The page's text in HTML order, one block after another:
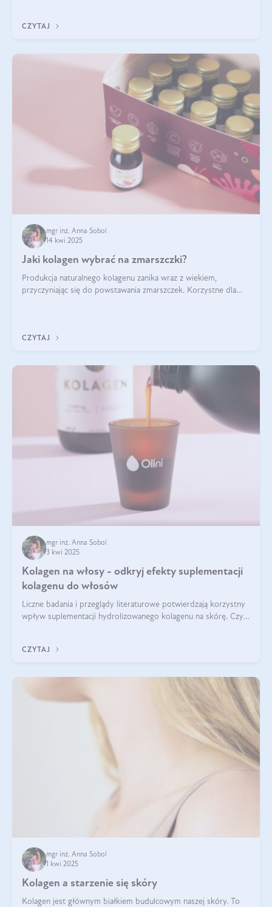
bardziej biodostępny
CZYTAJ
mgr inż. Anna Sobol
14 kwi 2025
Jaki kolagen wybrać na zmarszczki?
Produkcja naturalnego kolagenu zanika wraz z wiekiem,
przyczyniając się do powstawania zmarszczek. Korzystne dla
CZYTAJ
mgr inż. Anna Sobol
3 kwi 2025
Kolagen na włosy - odkryj efekty suplementacji
kolagenu do włosów
Liczne badania i przeglądy literaturowe potwierdzają korzystny
wpływ suplementacji hydrolizowanego kolagenu na skórę. Czy
CZYTAJ
mgr inż. Anna Sobol
1 kwi 2025
Kolagen a starzenie się skóry
Kolagen jest głównym białkiem budulcowym naszej skóry. To